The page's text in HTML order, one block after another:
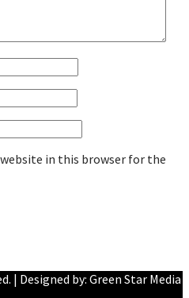
in this browser for the
| Designed by: Green Star Media